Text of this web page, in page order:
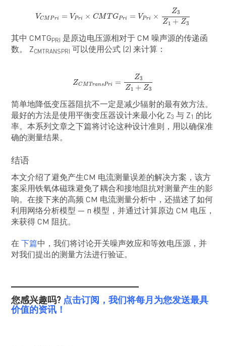
VCM Pri = VPri × CMT GPri = VPri ×
Z3
Z1 + Z3
Z3
其中 CMTG PRI
是原边电压源相对于 CM 噪声源的传递函
数。 ZCMTRANSPRI 可以使用公式 (2) 来计算：
ZCM TransPri =
Z3
Z1 + Z3
Z1
简单地降低变压器阻抗不一定是减少辐射的最有效方法。
最好的方法是使用平衡变压器设计来最小化 Z3 与 Z 1 的比
率。本系列文章之下篇将讨论这种设计准则，用以确保准
确的测量结果。
结语
本文介绍了避免产生CM 电流测量误差的解决方案，该方
案采用铁氧体磁珠避免了耦合和接地阻抗对测量产生的影
响。在接下来的高频 CM 电流测量分析中，还描述了如何
利用网络分析模型 — π 模型，并通过计算原边 CM 电压，
来获得 CM 阻抗。
在 下篇中，我们将讨论开关噪声效应和等效电压源，并
对我们提出的测量方法进行验证。
您感兴趣吗? 点击订阅，我们将每月为您发送最具
价值的资讯！